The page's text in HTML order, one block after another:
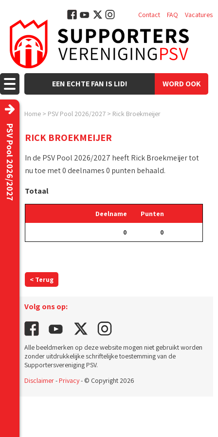
WORD OOK
EEN ECHTE FAN IS LID!
Contact FAQ Vacatures
Home > PSV Pool 2026/2027 > Rick Broekmeijer
PSV Pool 2026/2027 RICK BROEKMEIJER
In de PSV Pool 2026/2027 heeft Rick Broekmeijer tot
nu toe met 0 deelnames 0 punten behaald.
Totaal
Deelname Punten
0 0
< Terug
Volg ons op:
Alle beeldmerken op deze website mogen niet gebruikt worden
zonder uitdrukkelijke schriftelijke toestemming van de
Supportersvereniging PSV.
Disclaimer-Privacy- © Copyright 2026